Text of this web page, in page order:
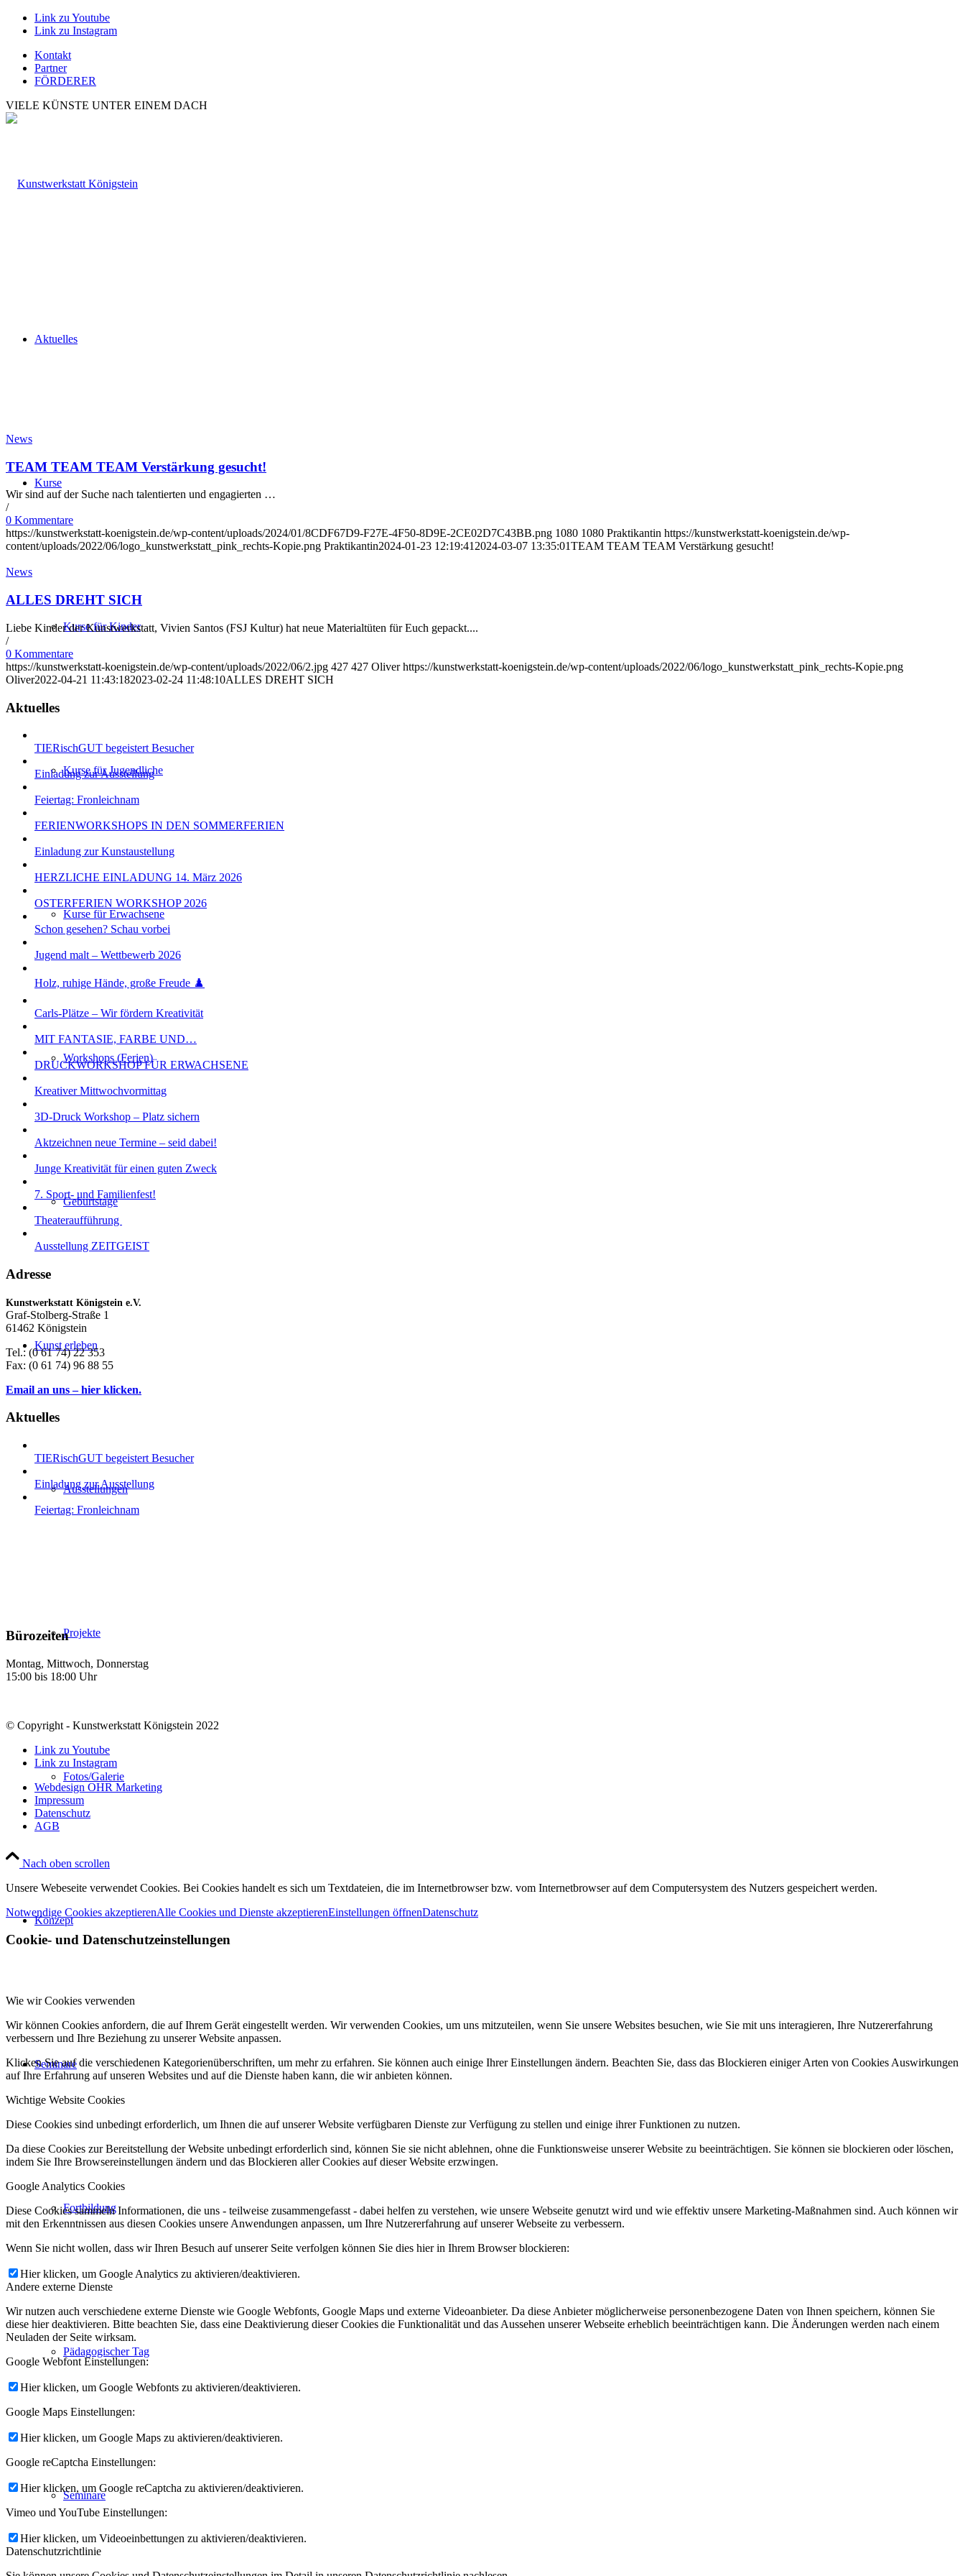
Link zu Youtube
Link zu Instagram
Kontakt
Partner
FÖRDERER
VIELE KÜNSTE UNTER EINEM DACH
Aktuelles
Kurse
Kurse für Kinder
Kurse für Jugendliche
Kurse für Erwachsene
Workshops (Ferien)
Geburtstage
Kunst erleben
Ausstellungen
Projekte
Fotos/Galerie
Konzept
Seminare
Fortbildung
Pädagogischer Tag
Seminare
News
TEAM TEAM TEAM Verstärkung gesucht!
Wir sind auf der Suche nach talentierten und engagierten …
/
0 Kommentare
https://kunstwerkstatt-koenigstein.de/wp-content/uploads/2024/01/8CDF67D9-F27E-4F50-8D9E-2CE02D7C43BB.png 1080 1080 Praktikantin https://kunstwerkstatt-koenigstein.de/wp-
content/uploads/2022/06/logo_kunstwerkstatt_pink_rechts-Kopie.png Praktikantin2024-01-23 12:19:412024-03-07 13:35:01TEAM TEAM TEAM Verstärkung gesucht!
News
ALLES DREHT SICH
Liebe Kinder der Kunstwerkstatt, Vivien Santos (FSJ Kultur) hat neue Materialtüten für Euch gepackt....
/
0 Kommentare
https://kunstwerkstatt-koenigstein.de/wp-content/uploads/2022/06/2.jpg 427 427 Oliver https://kunstwerkstatt-koenigstein.de/wp-content/uploads/2022/06/logo_kunstwerkstatt_pink_rechts-Kopie.png
Oliver2022-04-21 11:43:182023-02-24 11:48:10ALLES DREHT SICH
Aktuelles
TIERischGUT begeistert Besucher
Einladung zur Ausstellung
Feiertag: Fronleichnam
FERIENWORKSHOPS IN DEN SOMMERFERIEN
Einladung zur Kunstaustellung
HERZLICHE EINLADUNG 14. März 2026
OSTERFERIEN WORKSHOP 2026
Schon gesehen? Schau vorbei
Jugend malt – Wettbewerb 2026
Holz, ruhige Hände, große Freude ♟️
Carls-Plätze – Wir fördern Kreativität
MIT FANTASIE, FARBE UND…
DRUCKWORKSHOP FÜR ERWACHSENE
Kreativer Mittwochvormittag
3D-Druck Workshop – Platz sichern
Aktzeichnen neue Termine – seid dabei!
Junge Kreativität für einen guten Zweck
7. Sport- und Familienfest!
Theateraufführung
Ausstellung ZEITGEIST
Adresse
Kunstwerkstatt Königstein e.V.
Graf-Stolberg-Straße 1
61462 Königstein
Tel.: (0 61 74) 22 353
Fax: (0 61 74) 96 88 55
Email an uns – hier klicken.
Aktuelles
TIERischGUT begeistert Besucher
Einladung zur Ausstellung
Feiertag: Fronleichnam
Bürozeiten
Montag, Mittwoch, Donnerstag
15:00 bis 18:00 Uhr
© Copyright - Kunstwerkstatt Königstein 2022
Link zu Youtube
Link zu Instagram
Webdesign OHR Marketing
Impressum
Datenschutz
AGB
Nach oben scrollen
Unsere Webeseite verwendet Cookies. Bei Cookies handelt es sich um Textdateien, die im Internetbrowser bzw. vom Internetbrowser auf dem Computersystem des Nutzers gespeichert werden.
Notwendige Cookies akzeptierenAlle Cookies und Dienste akzeptierenEinstellungen öffnenDatenschutz
Cookie- und Datenschutzeinstellungen
Wie wir Cookies verwenden
Wir können Cookies anfordern, die auf Ihrem Gerät eingestellt werden. Wir verwenden Cookies, um uns mitzuteilen, wenn Sie unsere Websites besuchen, wie Sie mit uns interagieren, Ihre Nutzererfahrung
verbessern und Ihre Beziehung zu unserer Website anpassen.
Klicken Sie auf die verschiedenen Kategorienüberschriften, um mehr zu erfahren. Sie können auch einige Ihrer Einstellungen ändern. Beachten Sie, dass das Blockieren einiger Arten von Cookies Auswirkungen
auf Ihre Erfahrung auf unseren Websites und auf die Dienste haben kann, die wir anbieten können.
Wichtige Website Cookies
Diese Cookies sind unbedingt erforderlich, um Ihnen die auf unserer Website verfügbaren Dienste zur Verfügung zu stellen und einige ihrer Funktionen zu nutzen.
Da diese Cookies zur Bereitstellung der Website unbedingt erforderlich sind, können Sie sie nicht ablehnen, ohne die Funktionsweise unserer Website zu beeinträchtigen. Sie können sie blockieren oder löschen,
indem Sie Ihre Browsereinstellungen ändern und das Blockieren aller Cookies auf dieser Website erzwingen.
Google Analytics Cookies
Diese Cookies sammeln Informationen, die uns - teilweise zusammengefasst - dabei helfen zu verstehen, wie unsere Webseite genutzt wird und wie effektiv unsere Marketing-Maßnahmen sind. Auch können wir
mit den Erkenntnissen aus diesen Cookies unsere Anwendungen anpassen, um Ihre Nutzererfahrung auf unserer Webseite zu verbessern.
Wenn Sie nicht wollen, dass wir Ihren Besuch auf unserer Seite verfolgen können Sie dies hier in Ihrem Browser blockieren:
Hier klicken, um Google Analytics zu aktivieren/deaktivieren.
Andere externe Dienste
Wir nutzen auch verschiedene externe Dienste wie Google Webfonts, Google Maps und externe Videoanbieter. Da diese Anbieter möglicherweise personenbezogene Daten von Ihnen speichern, können Sie
diese hier deaktivieren. Bitte beachten Sie, dass eine Deaktivierung dieser Cookies die Funktionalität und das Aussehen unserer Webseite erheblich beeinträchtigen kann. Die Änderungen werden nach einem
Neuladen der Seite wirksam.
Google Webfont Einstellungen:
Hier klicken, um Google Webfonts zu aktivieren/deaktivieren.
Google Maps Einstellungen:
Hier klicken, um Google Maps zu aktivieren/deaktivieren.
Google reCaptcha Einstellungen:
Hier klicken, um Google reCaptcha zu aktivieren/deaktivieren.
Vimeo und YouTube Einstellungen:
Hier klicken, um Videoeinbettungen zu aktivieren/deaktivieren.
Datenschutzrichtlinie